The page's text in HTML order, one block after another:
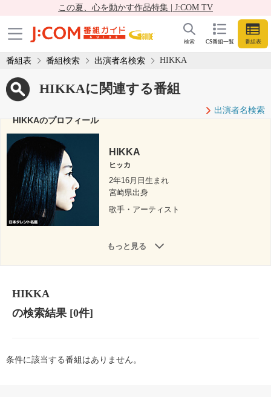
この夏、心を動かす作品特集 | J:COM TV
CS番組一覧 番組表
検索
番組表 番組検索 出演者名検索 HIKKA
HIKKAに関連する番組
出演者名検索
HIKKAのプロフィール
HIKKA
ヒッカ
2年16月日生まれ
宮崎県出身
歌手・アーティスト
もっと見る
HIKKA
の検索結果[0件]
条件に該当する番組はありません。